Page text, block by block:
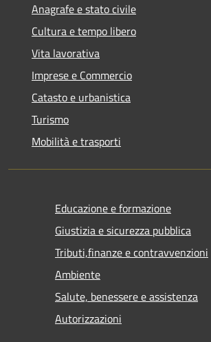
Anagrafe e stato civile
Cultura e tempo libero
Vita lavorativa
Imprese e Commercio
Catasto e urbanistica
Turismo
Mobilità e trasporti
Educazione e formazione
Giustizia e sicurezza pubblica
Tributi,finanze e contravvenzioni
Ambiente
Salute, benessere e assistenza
Autorizzazioni